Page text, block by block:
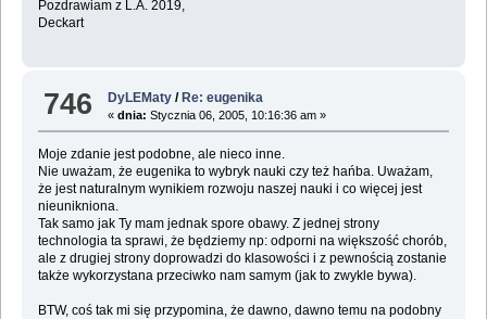
Pozdrawiam z L.A. 2019,
Deckart
746 DyLEMaty / Re: eugenika
«dnia: Stycznia 06, 2005, 10:16:36 am »
Moje zdanie jest podobne, ale nieco inne.
Nie uważam, że eugenika to wybryk nauki czy też hańba. Uważam,
że jest naturalnym wynikiem rozwoju naszej nauki i co więcej jest
nieunikniona.
Tak samo jak Ty mam jednak spore obawy. Z jednej strony
technologia ta sprawi, że będziemy np: odporni na większość chorób,
ale z drugiej strony doprowadzi do klasowości i z pewnością zostanie
także wykorzystana przeciwko nam samym (jak to zwykle bywa).
BTW, coś tak mi się przypomina, że dawno, dawno temu na podobny